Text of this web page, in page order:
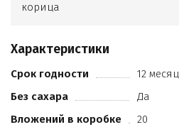
корица
Характеристики
Срок годности
12
Без сахара
Да
Вложений в коробке
20